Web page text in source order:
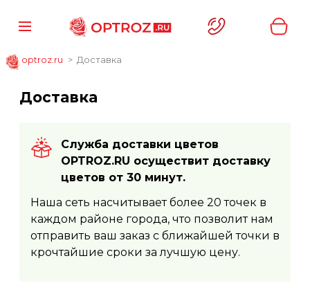
optroz.ru Доставка
Доставка
Служба доставки цветов
OPTROZ.RU осуществит доставку
цветов от 30 минут.
Наша сеть насчитывает более 20 точек в
каждом районе города, что позволит нам
отправить ваш заказ с ближайшей точки в
крочтайшие сроки за лучшую цену.